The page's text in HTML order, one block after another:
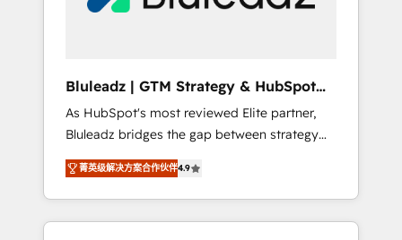
architectures that make HubSpot the
HubSpot beyond standard configurations. -
AI-FIRST- AI across customer-facing
operations to accelerate decisions,
streamline processes, and unlock efficiency
at scale. From predictive intelligence to
conversational AI, we turn data into action
and automation into competitive advantage.
Bluleadz | GTM Strategy & HubSpot
Implementation
As HubSpot's most reviewed Elite partner,
Bluleadz bridges the gap between strategy
and execution. We don't just "set up tools" —
we install the GTM Operating System (GTM
OS) to align your leadership and engineer a
portal that drives predictable revenue
菁英级解决方案合作伙伴4.9